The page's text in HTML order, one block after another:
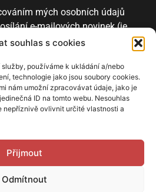
souhlas s cookies
používáme k ukládání a/nebo
technologie jako jsou soubory cookies.
nám umožní zpracovávat údaje, jako je
ID na tomto webu. Nesouhlas
nepříznivě ovlivnit určité vlastnosti a
Přijmout
Odmítnout
mých osobních údajů
e-mailových novinek (je
Přihlásit